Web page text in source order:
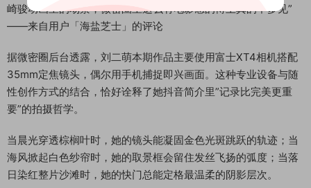
崎骏动画里的场景，微密圈里这么有电影感的博主真的不多见”
——来自用户「海盐芝士」的评论
据微密圈后台透露，刘二萌本期作品主要使用富士XT4相机搭配
35mm定焦镜头，偶尔用手机捕捉即兴画面。这种专业设备与随
性创作方式的结合，恰好诠释了她抖音简介里”记录比完美更重
要”的拍摄哲学。
当晨光穿透棕榈叶时，她的镜头能凝固金色光斑跳跃的轨迹；当
海风掀起白色纱帘时，她的取景框会留住发丝飞扬的弧度；当落
日染红整片沙滩时，她的快门总能定格最温柔的阴影层次。